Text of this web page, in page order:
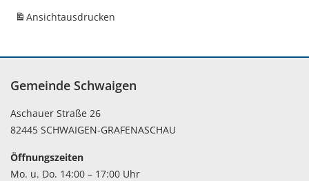
Ansichtausdrucken
Gemeinde Schwaigen
Aschauer Straße 26
82445 SCHWAIGEN-GRAFENASCHAU
Öffnungszeiten
Mo. u. Do. 14:00 – 17:00 Uhr